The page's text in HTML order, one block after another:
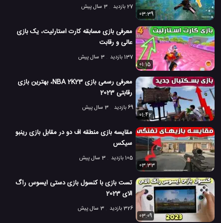
27 بازدید
3 سال پیش
03:39
معرفی بازی مسابقه کارت استارلیت، یک بازی
عالی و رقابت
137 بازدید
3 سال پیش
01:15
معرفی رسمی بازی NBA 2K23، بهترین بازی
رقابتی 2023
69 بازدید
3 سال پیش
01:42
مقایسه بازی منطقه اف دو در مقابل بازی رینبو
سیکس
105 بازدید
3 سال پیش
03:33
تست بازی با کنسول بازی دستی ایسوس راگ
الای 2023
326 بازدید
3 سال پیش
03:09